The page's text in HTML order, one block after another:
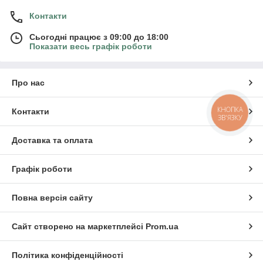
Контакти
Сьогодні працює з 09:00 до 18:00
Показати весь графік роботи
Про нас
Контакти
Доставка та оплата
Графік роботи
Повна версія сайту
Сайт створено на маркетплейсі Prom.ua
Політика конфіденційності
КНОПКА
ЗВ'ЯЗКУ